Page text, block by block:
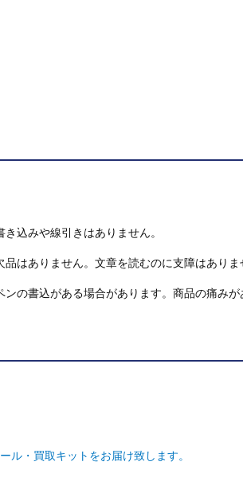
込みや線引きはありません。
はありません。文章を読むのに支障はありま
の書込がある場合があります。商品の痛みが
ル・買取キットをお届け致します。